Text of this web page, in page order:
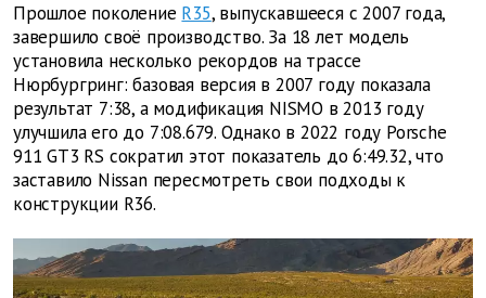
Прошлое поколение R35, выпускавшееся с 2007 года,
завершило своё производство. За 18 лет модель
установила несколько рекордов на трассе
Нюрбургринг: базовая версия в 2007 году показала
результат 7:38, а модификация NISMO в 2013 году
улучшила его до 7:08.679. Однако в 2022 году Porsche
911 GT3 RS сократил этот показатель до 6:49.32, что
заставило Nissan пересмотреть свои подходы к
конструкции R36.